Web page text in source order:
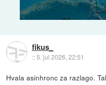
fikus_
::5. jul 2026, 22:51
Hvala asinhronc za razlago.